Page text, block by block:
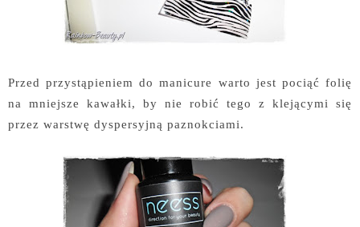
Przed przystąpieniem do manicure warto jest pociąć folię
na mniejsze kawałki, by nie robić tego z klejącymi się
przez warstwę dyspersyjną paznokciami.